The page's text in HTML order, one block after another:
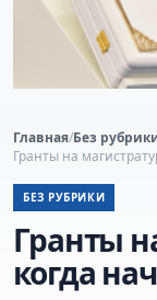
Главная/Без
Гранты на
БЕЗ РУБРИКИ
Гранты
когда